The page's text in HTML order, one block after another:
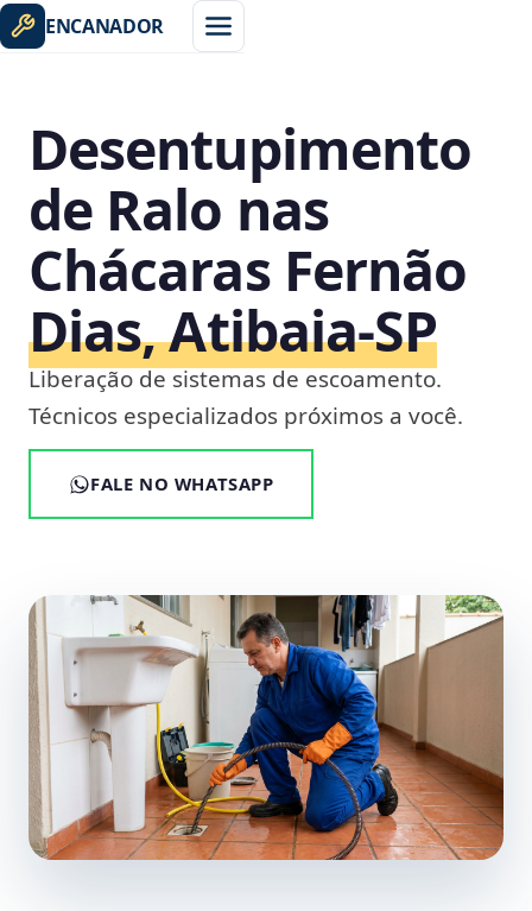
ENCANADOR
Desentupimento
de Ralo nas
Chácaras Fernão
Dias, Atibaia‑SP
Liberação de sistemas de escoamento.
Técnicos especializados próximos a você.
FALE NO WHATSAPP